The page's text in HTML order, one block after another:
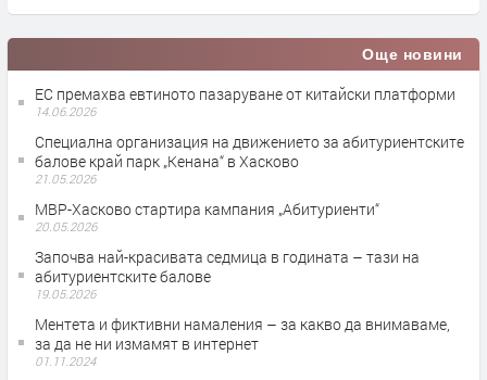
Още новини
ЕС премахва евтиното пазаруване от китайски платформи
14.06.2026
Специална организация на движението за абитуриентските
балове край парк „Кенана“ в Хасково
21.05.2026
МВР-Хасково стартира кампания „Абитуриенти“
20.05.2026
Започва най-красивата седмица в годината – тази на
абитуриентските балове
19.05.2026
Ментета и фиктивни намаления – за какво да внимаваме,
за да не ни измамят в интернет
01.11.2024